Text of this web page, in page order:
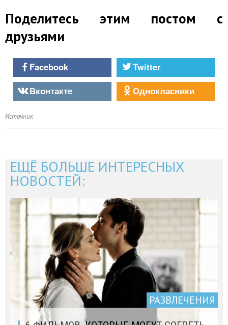
Поделитесь этим постом с
друзьями
Facebook
Twitter
Вконтакте
Однокласники
Источник
ЕЩЁ БОЛЬШЕ ИНТЕРЕСНЫХ
НОВОСТЕЙ:
РАЗВЛЕЧЕНИЯ